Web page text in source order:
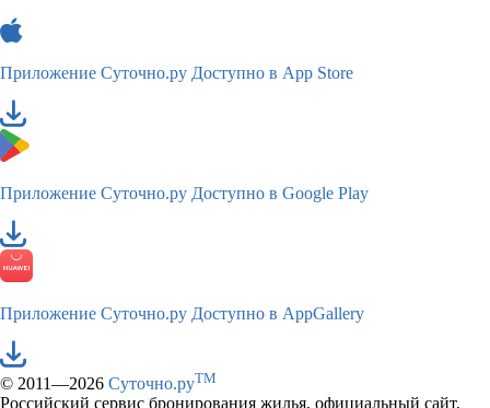
Приложение Суточно.ру Доступно в App Store
Приложение Суточно.ру Доступно в Google Play
Приложение Суточно.ру Доступно в AppGallery
© 2011—2026 Суточно.руTM
Российский сервис бронирования жилья, официальный сайт,